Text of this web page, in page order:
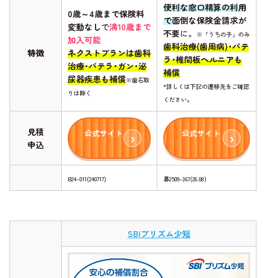
特徴
0歳～4歳まで保険料
変動なしで満10歳まで
加入可能
ネクストプランは歯科
治療･パテラ･ガン･泌
尿器疾患も補償※歯石取
りは除く
便利な窓口精算の利用
で面倒な保険金請求が
不要に。 ※「うちの子」のみ
歯科治療(歯周病)･パテ
ラ･椎間板ヘルニアも
補償
*詳しくは下記の遷移先をご確認
ください。
見積
申込
公式サイト 公式サイト
B24-011(240717) 募2509-367(26.08)
SBIプリズム少短